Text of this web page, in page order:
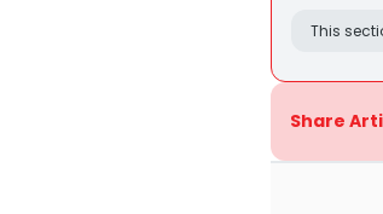
This
Share